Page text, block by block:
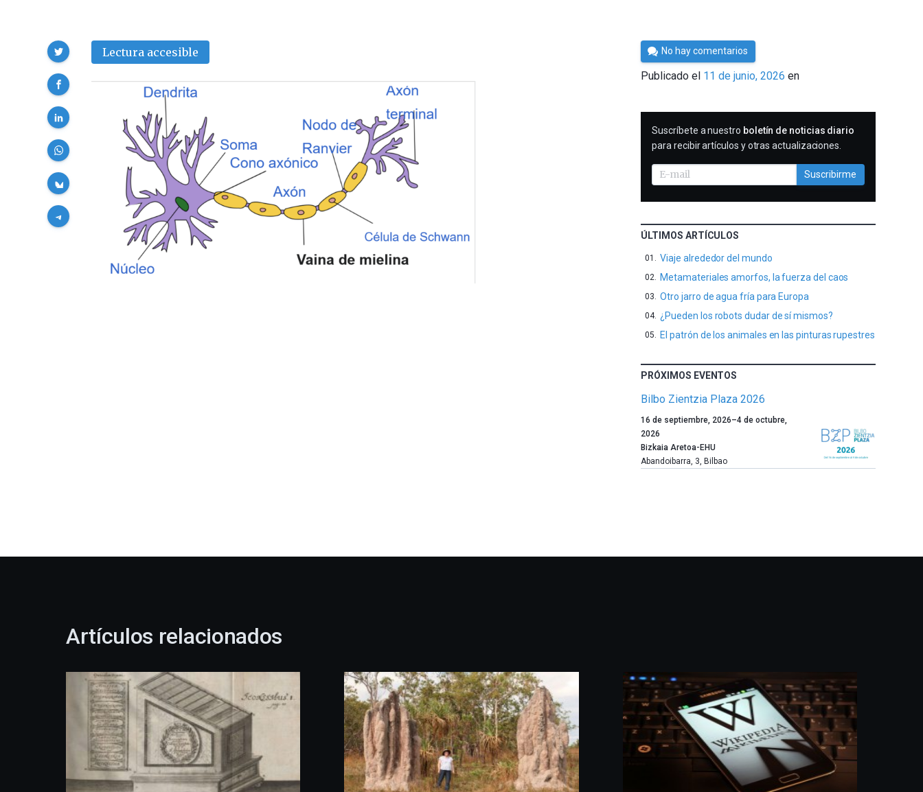
Lectura accesible
Compartir
Por
César
Tomé
No hay comentarios
Publicado el 11 de junio, 2026 en
SUSCRIBIRME
Suscríbete a nuestro boletín de noticias diario
para recibir artículos y otras actualizaciones.
Suscribirme
ÚLTIMOS ARTÍCULOS
Viaje alrededor del mundo
Metamateriales amorfos, la fuerza del caos
Otro jarro de agua fría para Europa
¿Pueden los robots dudar de sí mismos?
El patrón de los animales en las pinturas rupestres
PRÓXIMOS EVENTOS
Bilbo Zientzia Plaza 2026
Un
año
más,
Bilbao
la
Plaza
(BZP),
un
festival
llenará
16 de septiembre, 2026–4 de octubre,
2026
Bizkaia Aretoa-EHU
Abandoibarra, 3, Bilbao
Artículos relacionados